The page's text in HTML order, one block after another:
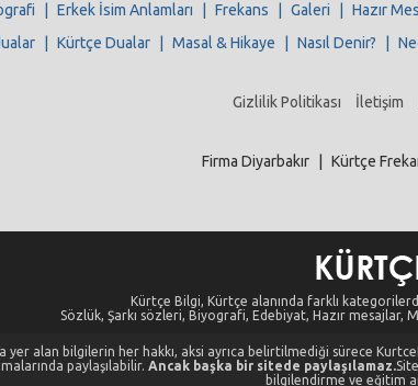
Erkek İsim Anlamları Frekans Galeri Hazır
Kürtçe Dualar Masal & Hikaye Nasıl Denir?
Gizlilik Politikası İletişim
Firma Diyarbakır Kürtçe
Kürtçe Bilgi, Kürtçe alanında farklı
Sözlük, Şarkı sözleri, Biyografi, Edebiyat, Hazır mesajlar,
yer alan bilgilerin her hakkı, aksi ayrıca belirtilmediği sürece
paylaşılabilir. Ancak başka bir sitede paylaşılamaz.
bilgilendirme ve eğitim